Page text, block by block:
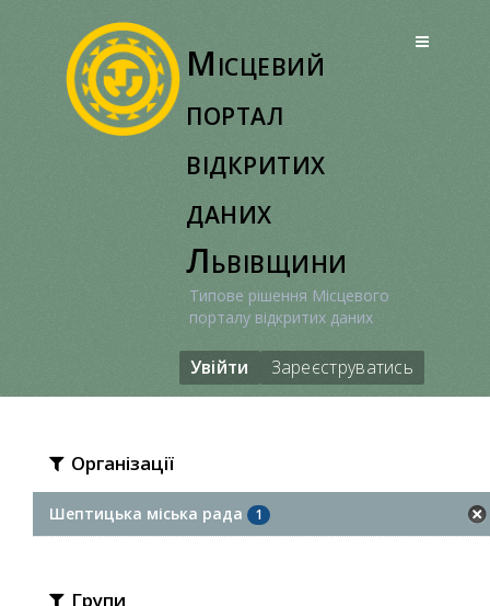
Місцевий
портал
відкритих
даних
Львівщини
Типове рішення Місцевого
порталу відкритих даних
Увійти Зареєструватись
Організації
Шептицька міська рада 1
Групи